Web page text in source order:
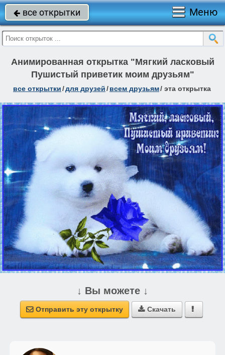
 все открытки Меню
Анимированная открытка "Мягкий ласковый
Пушистый приветик моим друзьям"
все открытки/для друзей/всем друзьям/ эта открытка
↓ Вы можете ↓
 Отправить эту открытку  Скачать 